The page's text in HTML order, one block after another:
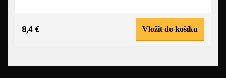
8,4 € Vložit do košíku